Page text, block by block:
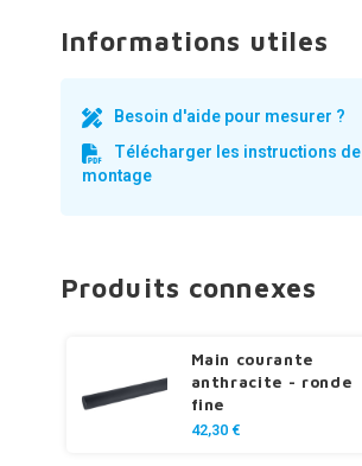
Informations utiles
Besoin d'aide pour mesurer ?
Télécharger les instructions de
montage
Produits connexes
Main courante
anthracite - ronde
fine
42,30 €